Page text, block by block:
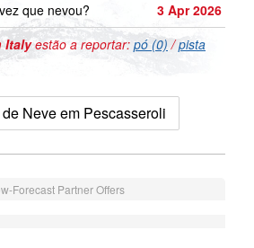
que nevou?
3 Apr 2026
Italyestão a reportar: pó (0) /pista
Neve em Pescasseroli
Forecast Partner Offers